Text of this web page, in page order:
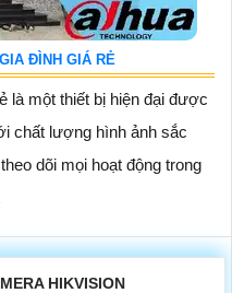
ĐÌNH GIÁ RẺ
là một thiết bị hiện đại được
chất lượng hình ảnh sắc
dõi mọi hoạt động trong
HIKVISION